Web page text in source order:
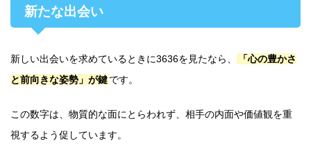
新たな出会い
新しい出会いを求めているときに3636を見たなら、
「心の豊かさ
と前向きな姿勢」が鍵です。
この数字は、物質的な面にとらわれず、相手の内面や価値観を重
視するよう促しています。